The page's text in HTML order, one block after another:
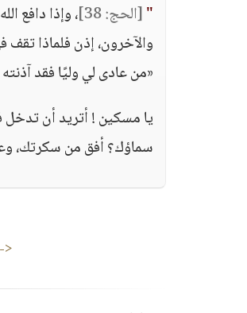
"[الحج: 38]
، وإذا دافع
والآخرون، إذن فلماذا
«من عادى لي وليًا فقد
يا مسكين ! أتريد أن
سماؤك؟ أفق من سكرتك،